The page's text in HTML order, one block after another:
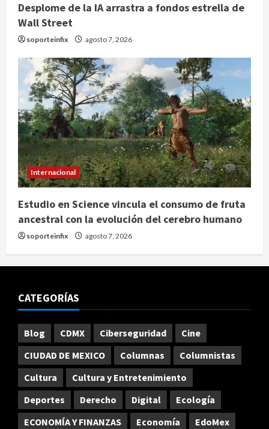
Desplome de la IA arrastra a fondos estrella de
Wall Street
soporteinfix agosto 7, 2026
Internacional
Estudio en Science vincula el consumo de fruta
ancestral con la evolución del cerebro humano
soporteinfix agosto 7, 2026
CATEGORÍAS
Blog CDMX Ciberseguridad
Cine
CIUDAD DE MEXICO
Columnas
Columnistas
Cultura
Cultura y Entretenimiento
Deportes
Derecho Digital
Ecología
ECONOMÍA Y FINANZAS
Economía
EdoMex